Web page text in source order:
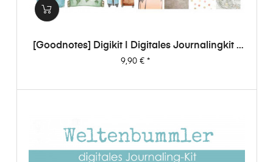
[Goodnotes] Digikit | Digitales Journalingkit -
Weltenbummler
Preis
9,90 €*